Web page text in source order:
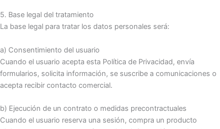
5. Base legal del tratamiento
La base legal para tratar los datos personales será:
a) Consentimiento del usuario
Cuando el usuario acepta esta Política de Privacidad, envía
formularios, solicita información, se suscribe a comunicaciones o
acepta recibir contacto comercial.
b) Ejecución de un contrato o medidas precontractuales
Cuando el usuario reserva una sesión, compra un producto